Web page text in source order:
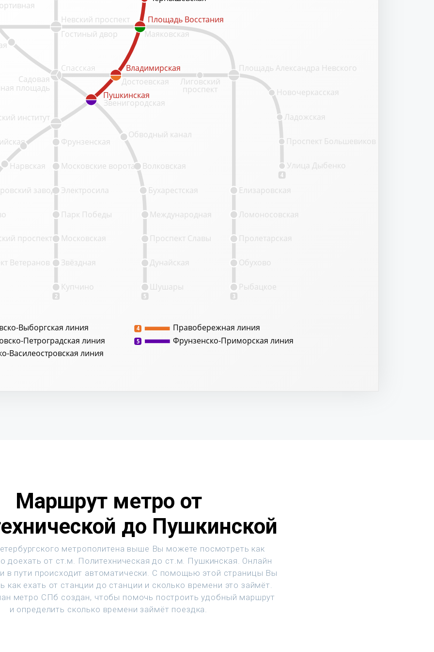
Выборгская линия
Петроградская линия
Василеостровская линия
Правобережная линия
4
Фрунзенско-Приморская линия
5
2 5 3
4
Ветеранов
Московские ворота Волковская
Обводный канал
Бухарестская
Международная
Достоевская
Владимирская
Лиговский
проспект
Спасская
Садовая
площадь
Звенигородская
Пушкинская
проспект
завод
Нарвская
институт
Купчино
Звёздная
Московская
Фрунзенская
Парк Победы
Электросила
Невский проспект
Гостиный двор Маяковская
Площадь Восстания
Площадь Александра Невского
Новочеркасская
Ладожская
Проспект Большевиков
Улица Дыбенко
Рыбацкое
Обухово
Пролетарская
Ломоносовская
Елизаровская
Проспект Славы
Дунайская
Шушары
Владимирская
Пушкинская
Площадь Восстания
Маршрут метро от
до Пушкинской
метрополитена выше Вы можете посмотреть как
доехать от ст.м. Политехническая до ст.м. Пушкинская. Онлайн
в пути происходит автоматически. С помощью этой страницы Вы
как ехать от станции до станции и сколько времени это займёт.
метро СПб создан, чтобы помочь построить удобный маршрут
и определить сколько времени займёт поездка.